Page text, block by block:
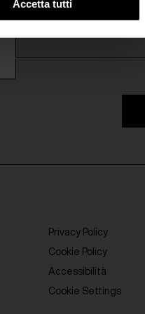
Accetta tutti
Privacy Policy
Cookie Policy
Accessibilità
Cookie Settings